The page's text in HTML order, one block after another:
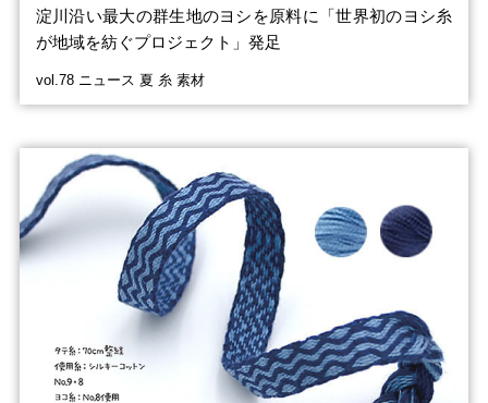
淀川沿い最大の群生地のヨシを原料に「世界初のヨシ糸
が地域を紡ぐプロジェクト」発足
vol.78 ニュース 夏 糸 素材